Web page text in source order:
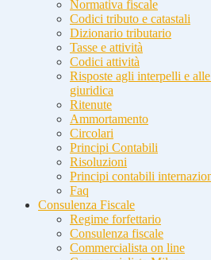
Normativa fiscale
Codici tributo e catastali
Dizionario tributario
Tasse e attività
Codici attività
Risposte agli interpelli e
giuridica
Ritenute
Ammortamento
Circolari
Principi Contabili
Risoluzioni
Principi contabili
Faq
Consulenza Fiscale
Regime forfettario
Consulenza fiscale
Commercialista on line